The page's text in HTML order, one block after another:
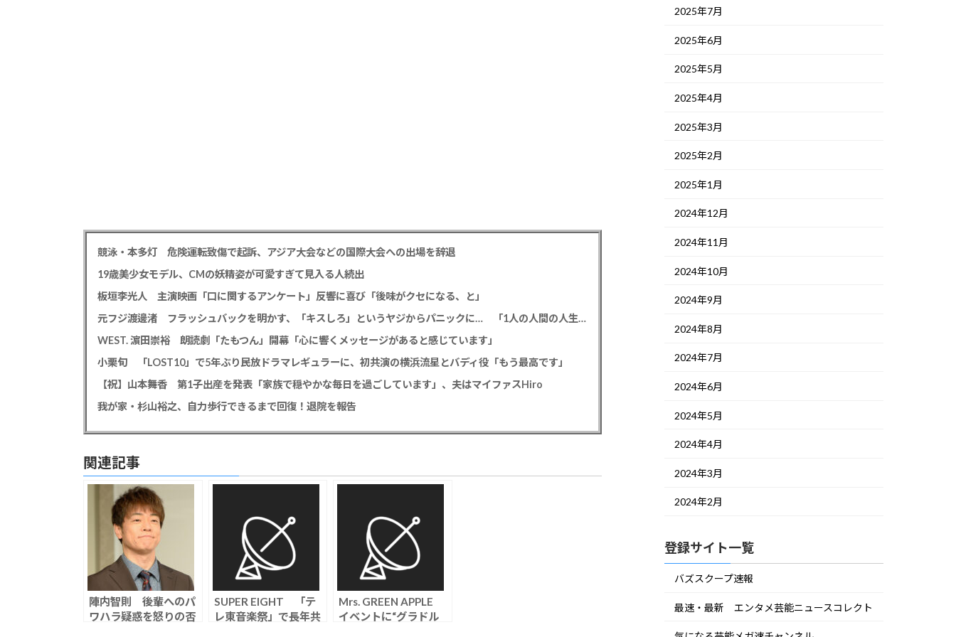
競泳・本多灯 危険運転致傷で起訴、アジア大会などの国際大会への出場を辞退
19歳美少女モデル、CMの妖精姿が可愛すぎて見入る人続出
板垣李光人 主演映画「口に関するアンケート」反響に喜び「後味がクセになる、と」
元フジ渡邊渚 フラッシュバックを明かす、「キスしろ」というヤジからパニックに… 「1人の人間の人生に、当たり前の生活を奪った人が全て悪い」
WEST. 濵田崇裕 朗読劇「たもつん」開幕「心に響くメッセージがあると感じています」
小栗旬 「LOST10」で5年ぶり民放ドラマレギュラーに、初共演の横浜流星とバディ役「もう最高です」
【祝】山本舞香 第1子出産を発表「家族で穏やかな毎日を過ごしています」、夫はマイファスHiro
我が家・杉山裕之、自力歩行できるまで回復！退院を報告
関連記事
陣内智則 後輩へのパ
ワハラ疑惑を怒りの否
SUPER EIGHT 「テ
レ東音楽祭」で長年共
Mrs. GREEN APPLE
イベントに“グラドル
2025年7月
2025年6月
2025年5月
2025年4月
2025年3月
2025年2月
2025年1月
2024年12月
2024年11月
2024年10月
2024年9月
2024年8月
2024年7月
2024年6月
2024年5月
2024年4月
2024年3月
2024年2月
登録サイト一覧
バズスクープ速報
最速・最新 エンタメ芸能ニュースコレクト